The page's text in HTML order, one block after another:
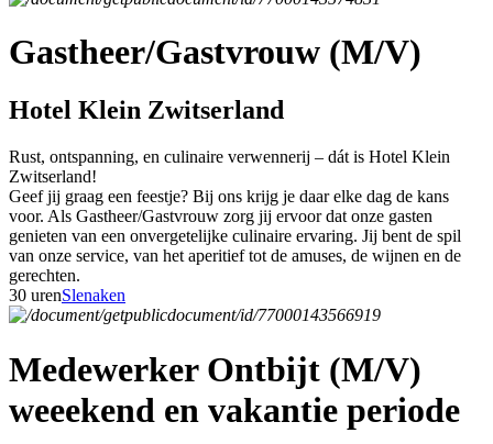
Gastheer/Gastvrouw (M/V)
Hotel Klein Zwitserland
Rust, ontspanning, en culinaire verwennerij – dát is Hotel Klein
Zwitserland!
Geef jij graag een feestje? Bij ons krijg je daar elke dag de kans
voor. Als Gastheer/Gastvrouw zorg jij ervoor dat onze gasten
genieten van een onvergetelijke culinaire ervaring. Jij bent de spil
van onze service, van het aperitief tot de amuses, de wijnen en de
gerechten.
30 urenSlenaken
Medewerker Ontbijt (M/V)
weeekend en vakantie periode